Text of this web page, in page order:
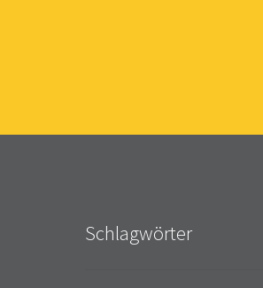
Schlagwörter